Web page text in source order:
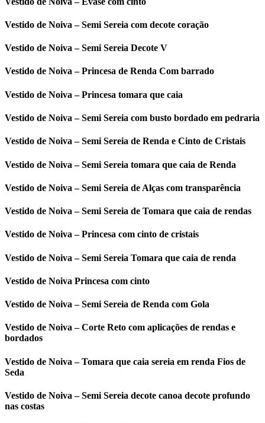
Vestido de Noiva – Semi Sereia com decote coração
Vestido de Noiva – Semi Sereia Decote V
Vestido de Noiva – Princesa de Renda Com barrado
Vestido de Noiva – Princesa tomara que caia
Vestido de Noiva – Semi Sereia com busto bordado em pedraria
Vestido de Noiva – Semi Sereia de Renda e Cinto de Cristais
Vestido de Noiva – Semi Sereia tomara que caia de Renda
Vestido de Noiva – Semi Sereia de Alças com transparência
Vestido de Noiva – Semi Sereia de Tomara que caia de rendas
Vestido de Noiva – Princesa com cinto de cristais
Vestido de Noiva – Semi Sereia Tomara que caia de renda
Vestido de Noiva Princesa com cinto
Vestido de Noiva – Semi Sereia de Renda com Gola
Vestido de Noiva – Corte Reto com aplicações de rendas e
bordados
Vestido de Noiva – Tomara que caia sereia em renda Fios de
Seda
Vestido de Noiva – Semi Sereia decote canoa decote profundo
nas costas